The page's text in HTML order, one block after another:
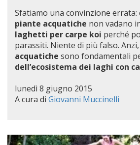
Sfatiamo una convinzione errata:
piante acquatiche non vadano
laghetti per carpe koi perché
parassiti. Niente di più falso.
acquatiche sono fondamentali
dell’ecosistema dei laghi con
lunedì 8 giugno 2015
A cura di Giovanni Muccinelli